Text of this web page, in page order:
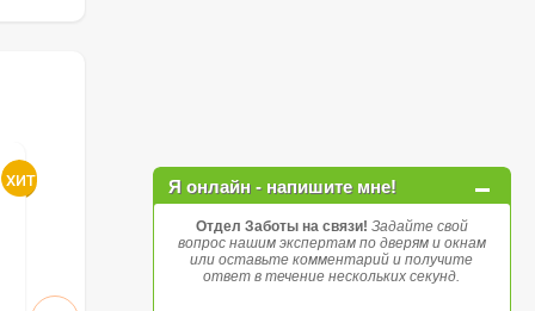
Атум 5 ПО стекло White
Cloud
Атум 6 ПГ
Я онлайн - напишите мне!
Отдел Заботы на связи! Задайте свой
вопрос нашим экспертам по дверям и окнам
или оставьте комментарий и получите
ответ в течение нескольких секунд.